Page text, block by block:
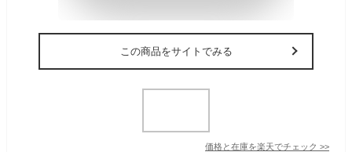
この商品をサイトでみる
価格と在庫を楽天でチェック >>